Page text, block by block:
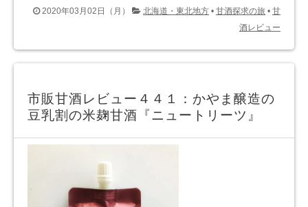
2020年03月02日（月） 北海道・東北地方 • 甘酒探求の旅 • 甘
酒レビュー
市販甘酒レビュー４４１：かやま醸造の
豆乳割の米麹甘酒『ニュートリーツ』